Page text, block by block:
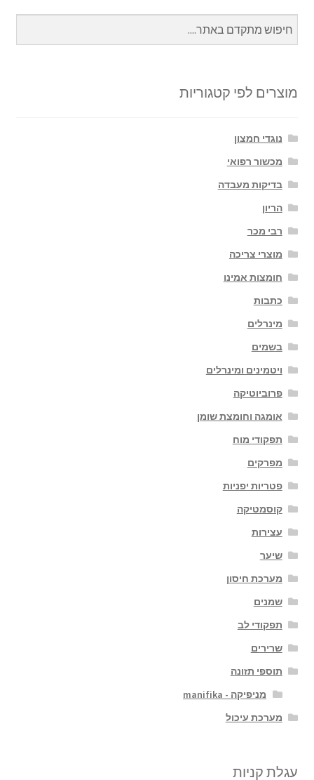
מוצרים לפי קטגוריות
נוגדי חמצון
מכשור רפואי
בדיקות מעבדה
הריון
רבי מכר
מוצרי צריכה
חומצות אמינו
כתבות
מינרלים
בשמים
ויטמינים ומינרלים
פרוביוטיקה
אומגה וחומצת שומן
תפקודי מוח
מפרקים
פטריות יפניות
קוסמטיקה
עצירות
שיער
מערכת חיסון
שמנים
תפקודי לב
שרירים
תוספי תזונה
מניפיקה - manifika
מערכת עיכול
עגלת קניות